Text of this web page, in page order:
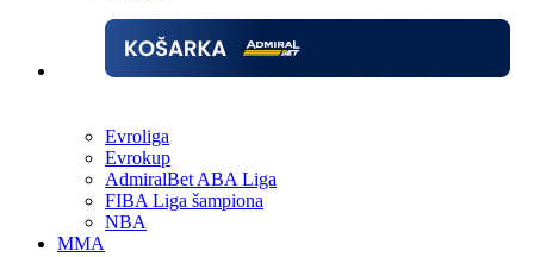
Evroliga
Evrokup
AdmiralBet ABA Liga
FIBA Liga šampiona
NBA
MMA